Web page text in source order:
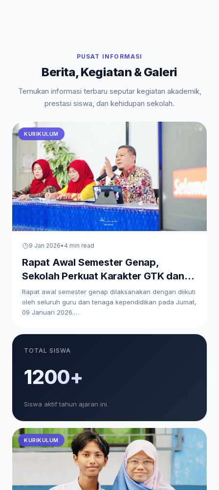
PUSAT INFORMASI
Berita, Kegiatan & Galeri
Temukan informasi terbaru seputar kegiatan akademik,
prestasi siswa, dan kehidupan sekolah.
KURIKULUM
9 Jan 2026• 4 min read
Rapat Awal Semester Genap,
Sekolah Perkuat Karakter GTK dan
Paparkan Program Kerja
Rapat awal semester genap dilaksanakan dengan diikuti
oleh seluruh guru dan tenaga kependidikan pada Jumat,
09 Januari 2026.…
TOTAL SISWA
1200+
Siswa aktif tahun ajaran ini
KURIKULUM